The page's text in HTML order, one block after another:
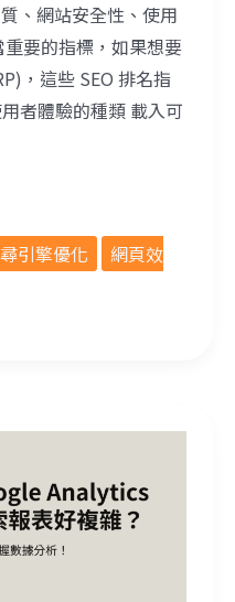
、網站安全性、使用
要的指標，如果想要
，這些 SEO 排名指
者體驗的種類 載入可
引擎優化
網頁效